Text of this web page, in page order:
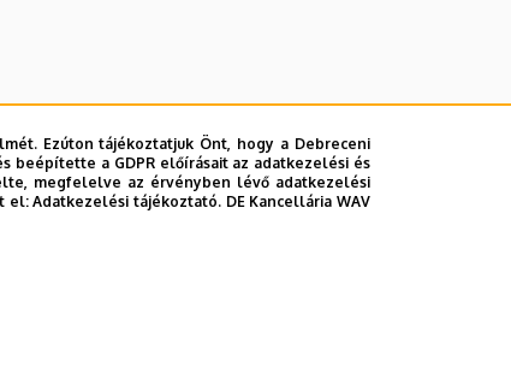
Ezúton tájékoztatjuk Önt, hogy a Debreceni
beépítette a GDPR előírásait az adatkezelési és
megfelelve az érvényben lévő adatkezelési
el:Adatkezelési tájékoztató. DE Kancellária WAV